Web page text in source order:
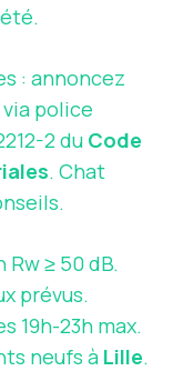
: annoncez
police
2 du Code
. Chat
≥ 50 dB.
prévus.
19h-23h max.
neufs à Lille.